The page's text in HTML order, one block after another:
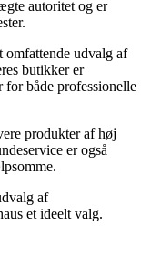
autoritet og er
omfattende udvalg af
butikker er
for både professionelle
produkter af høj
er også
af
et ideelt valg.